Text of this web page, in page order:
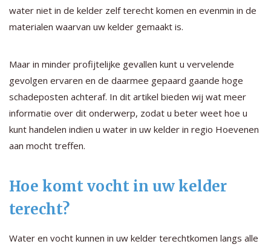
water niet in de kelder zelf terecht komen en evenmin in de
materialen waarvan uw kelder gemaakt is.
Maar in minder profijtelijke gevallen kunt u vervelende
gevolgen ervaren en de daarmee gepaard gaande hoge
schadeposten achteraf. In dit artikel bieden wij wat meer
informatie over dit onderwerp, zodat u beter weet hoe u
kunt handelen indien u water in uw kelder in regio Hoevenen
aan mocht treffen.
Hoe komt vocht in uw kelder
terecht?
Water en vocht kunnen in uw kelder terechtkomen langs alle